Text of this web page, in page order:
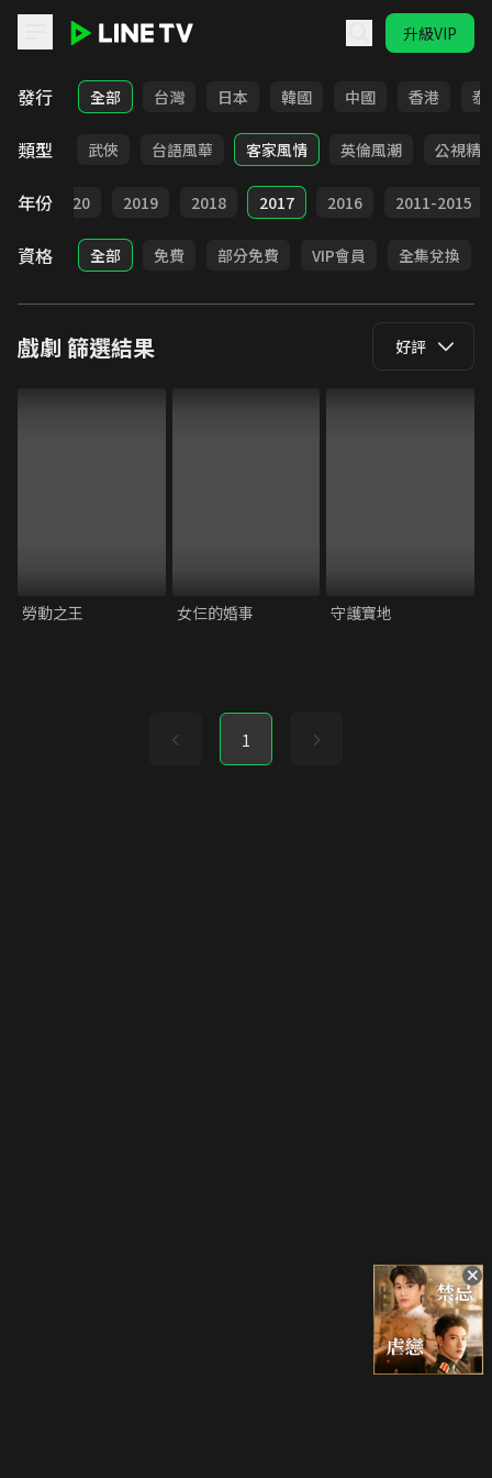
升級VIP
LINE TV - 戲劇
發行 全部 台灣 日本 韓國 中國 香港 泰
類型
時代 武俠 台語風華 客家風情 英倫風潮 公視精
年份 2020 2019 2018 2017 2016 2011-2015
資格 全部 免費 部分免費 VIP會員 全集兌換
戲劇 篩選結果 好評
勞動之王 女仨的婚事 守護寶地
1